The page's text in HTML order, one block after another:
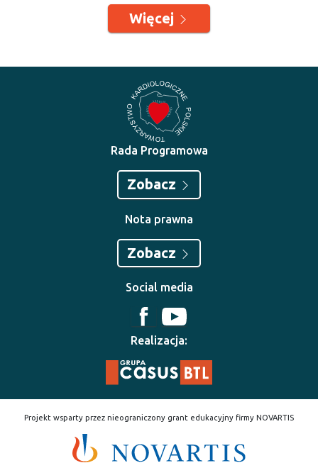
Więcej
Rada Programowa
Zobacz
Nota prawna
Zobacz
Social media
Realizacja:
Projekt wsparty przez nieograniczony grant edukacyjny firmy NOVARTIS